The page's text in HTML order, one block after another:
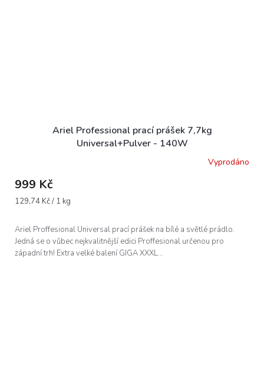
Ariel Professional prací prášek 7,7kg
Universal+Pulver - 140W
Vyprodáno
999 Kč
Měrná
129,74 Kč / 1 kg
Ariel Proffesional Universal prací prášek na bílé a světlé prádlo.
Jedná se o vůbec nejkvalitnější edici Proffesional určenou pro
západní trh! Extra velké balení GIGA XXXL...